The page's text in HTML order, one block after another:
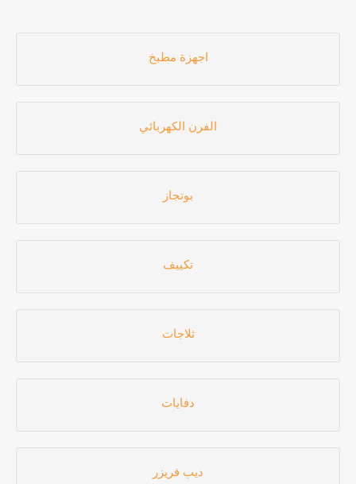
اجهزة مطبخ
الفرن الكهربائي
بوتجاز
تكييف
ثلاجات
دفايات
ديب فريزر